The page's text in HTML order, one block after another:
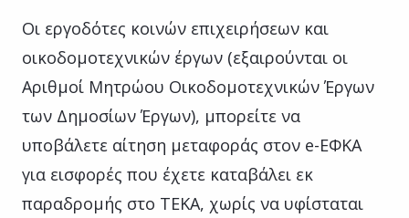
Οι εργοδότες κοινών επιχειρήσεων και
οικοδομοτεχνικών έργων (εξαιρούνται οι
Αριθμοί Μητρώου Οικοδομοτεχνικών Έργων
των Δημοσίων Έργων), μπορείτε να
υποβάλετε αίτηση μεταφοράς στον e-ΕΦΚΑ
για εισφορές που έχετε καταβάλει εκ
παραδρομής στο ΤΕΚΑ, χωρίς να υφίσταται